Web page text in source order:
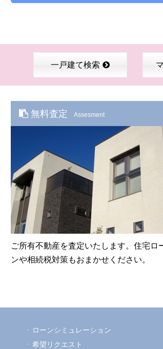
一戸建て検索
無料査定 Assesment
ご所有不動産を査定いたします。住宅ロ
ンや相続税対策もおまかせください。
ローンシミュレーション
希望リクエスト